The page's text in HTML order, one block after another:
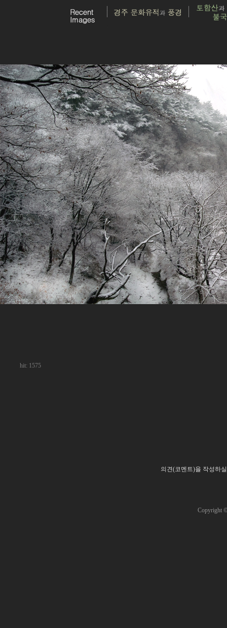
hit: 1575
의견(코멘트)을 작성하
Copyright